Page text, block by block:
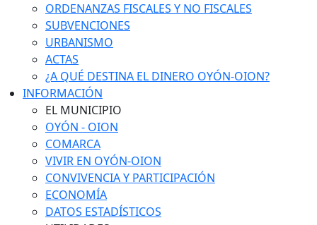
ORDENANZAS FISCALES Y NO FISCALES
SUBVENCIONES
URBANISMO
ACTAS
¿A QUÉ DESTINA EL DINERO OYÓN-OION?
INFORMACIÓN
EL MUNICIPIO
OYÓN - OION
COMARCA
VIVIR EN OYÓN-OION
CONVIVENCIA Y PARTICIPACIÓN
ECONOMÍA
DATOS ESTADÍSTICOS